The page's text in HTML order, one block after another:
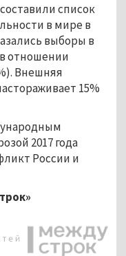
список
в мире в
выборы в
отношении
Внешняя
15%
2017 года
России и